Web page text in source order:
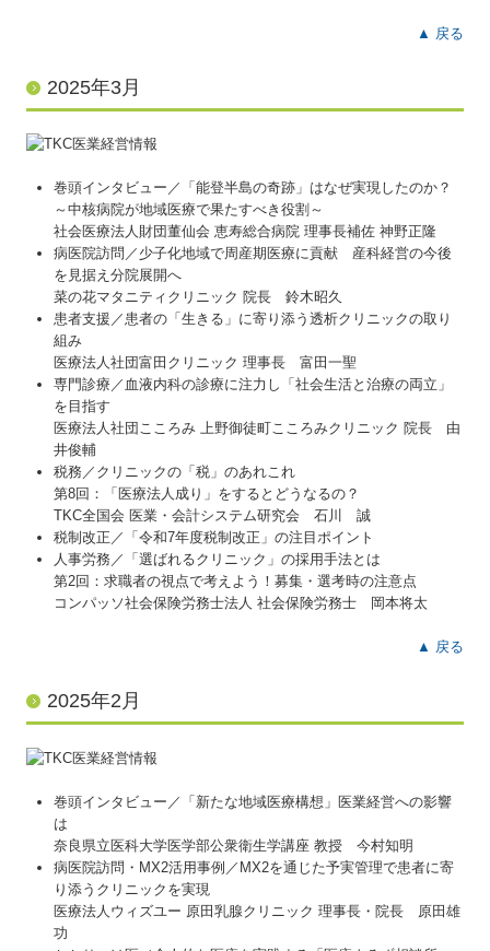
▲ 戻る
2025年3月
巻頭インタビュー／「能登半島の奇跡」はなぜ実現したのか？
～中核病院が地域医療で果たすべき役割～
社会医療法人財団董仙会 恵寿総合病院 理事長補佐 神野正隆
病医院訪問／少子化地域で周産期医療に貢献 産科経営の今後
を見据え分院展開へ
菜の花マタニティクリニック 院長 鈴木昭久
患者支援／患者の「生きる」に寄り添う透析クリニックの取り
組み
医療法人社団富田クリニック 理事長 富田一聖
専門診療／血液内科の診療に注力し「社会生活と治療の両立」
を目指す
医療法人社団こころみ 上野御徒町こころみクリニック 院長 由
井俊輔
税務／クリニックの「税」のあれこれ
第8回：「医療法人成り」をするとどうなるの？
TKC全国会 医業・会計システム研究会 石川 誠
税制改正／「令和7年度税制改正」の注目ポイント
人事労務／「選ばれるクリニック」の採用手法とは
第2回：求職者の視点で考えよう！募集・選考時の注意点
コンパッソ社会保険労務士法人 社会保険労務士 岡本将太
▲ 戻る
2025年2月
巻頭インタビュー／「新たな地域医療構想」医業経営への影響
は
奈良県立医科大学医学部公衆衛生学講座 教授 今村知明
病医院訪問・MX2活用事例／MX2を通じた予実管理で患者に寄
り添うクリニックを実現
医療法人ウィズユー 原田乳腺クリニック 理事長・院長 原田雄
功